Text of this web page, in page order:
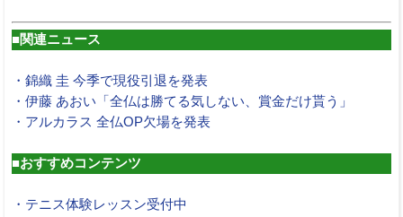
■関連ニュース
・錦織 圭 今季で現役引退を発表
・伊藤 あおい「全仏は勝てる気しない、賞金だけ貰う」
・アルカラス 全仏OP欠場を発表
■おすすめコンテンツ
・テニス体験レッスン受付中